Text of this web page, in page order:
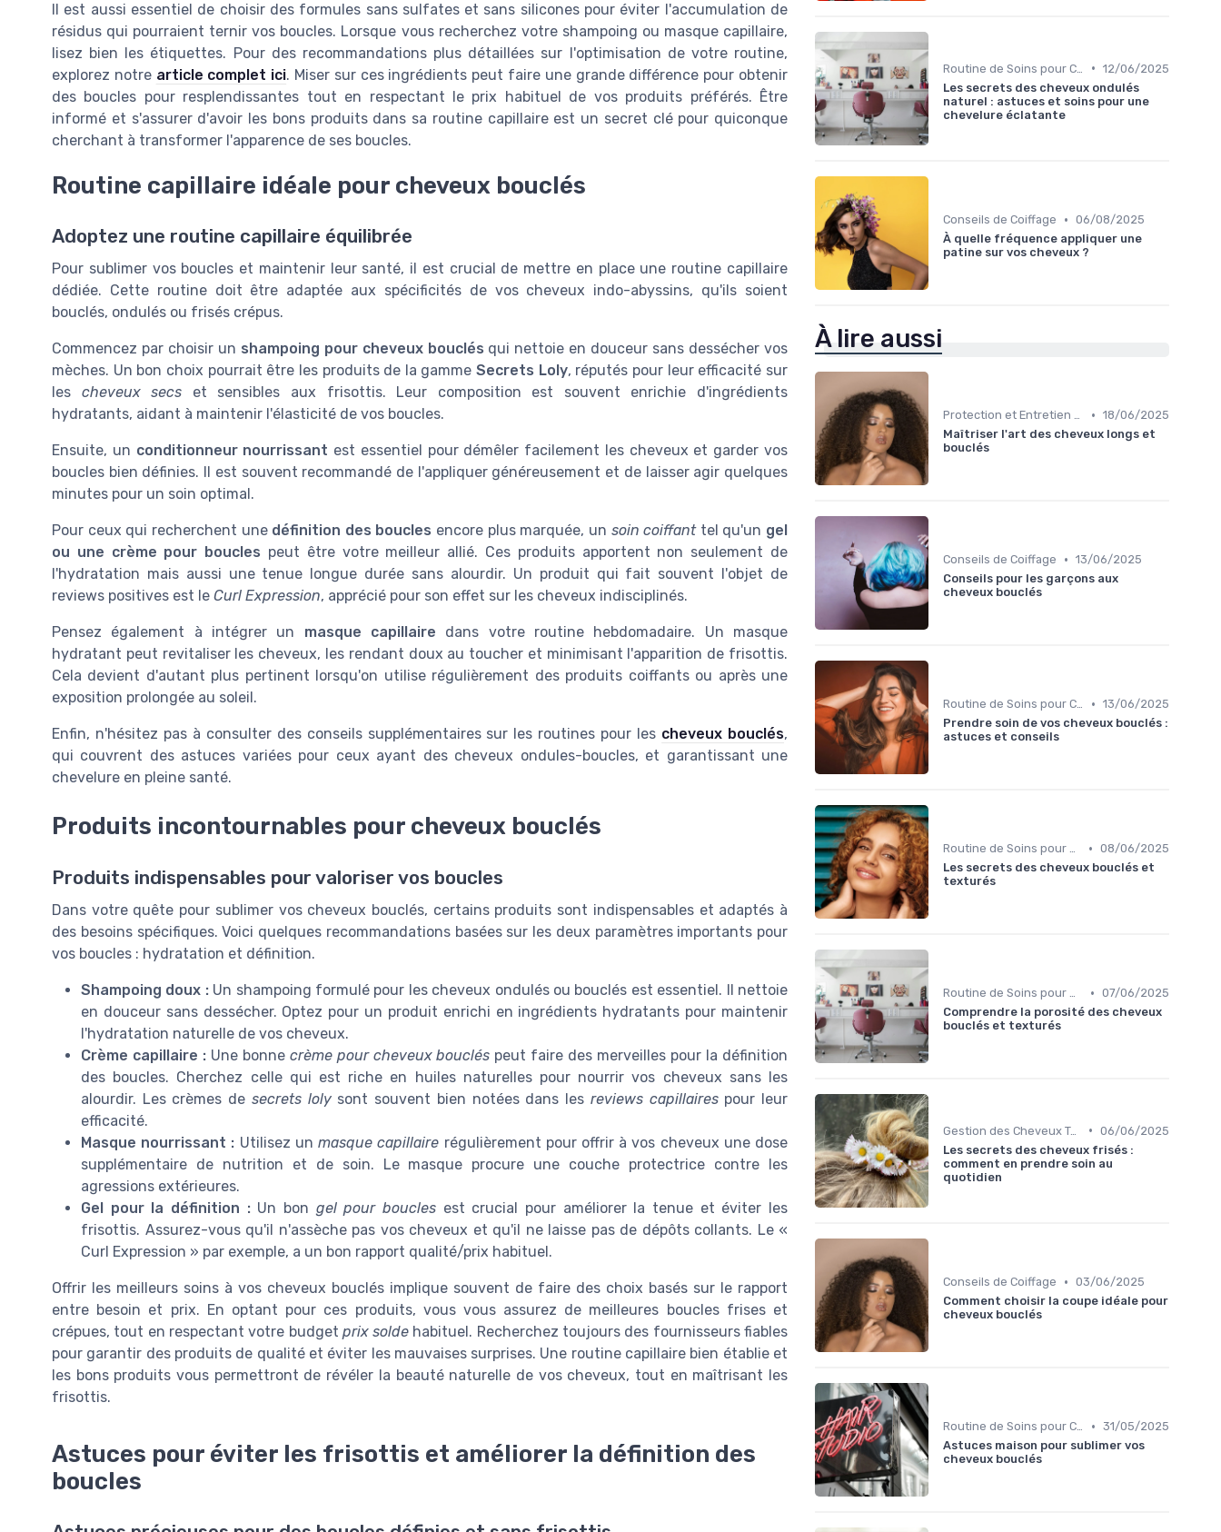
Il est aussi essentiel de choisir des formules sans sulfates et sans silicones pour éviter l'accumulation de
résidus qui pourraient ternir vos boucles. Lorsque vous recherchez votre shampoing ou masque capillaire,
lisez bien les étiquettes. Pour des recommandations plus détaillées sur l'optimisation de votre routine,
explorez notre article complet ici. Miser sur ces ingrédients peut faire une grande différence pour obtenir
des boucles pour resplendissantes tout en respectant le prix habituel de vos produits préférés. Être
informé et s'assurer d'avoir les bons produits dans sa routine capillaire est un secret clé pour quiconque
cherchant à transformer l'apparence de ses boucles.
Routine capillaire idéale pour cheveux bouclés
Adoptez une routine capillaire équilibrée
Pour sublimer vos boucles et maintenir leur santé, il est crucial de mettre en place une routine capillaire
dédiée. Cette routine doit être adaptée aux spécificités de vos cheveux indo-abyssins, qu'ils soient
bouclés, ondulés ou frisés crépus.
Commencez par choisir un shampoing pour cheveux bouclés qui nettoie en douceur sans dessécher vos
mèches. Un bon choix pourrait être les produits de la gammeSecrets Loly, réputés pour leur efficacité sur
les cheveux secs et sensibles aux frisottis. Leur composition est souvent enrichie d'ingrédients
hydratants, aidant à maintenir l'élasticité de vos boucles.
Ensuite, un conditionneur nourrissant est essentiel pour démêler facilement les cheveux et garder vos
boucles bien définies. Il est souvent recommandé de l'appliquer généreusement et de laisser agir quelques
minutes pour un soin optimal.
Pour ceux qui recherchent une définition des boucles encore plus marquée, un soin coiffanttel qu'un gel
ou une crème pour boucles peut être votre meilleur allié. Ces produits apportent non seulement de
l'hydratation mais aussi une tenue longue durée sans alourdir. Un produit qui fait souvent l'objet de
reviews positives est le Curl Expression, apprécié pour son effet sur les cheveux indisciplinés.
Pensez également à intégrer un masque capillaire dans votre routine hebdomadaire. Un masque
hydratant peut revitaliser les cheveux, les rendant doux au toucher et minimisant l'apparition de frisottis.
Cela devient d'autant plus pertinent lorsqu'on utilise régulièrement des produits coiffants ou après une
exposition prolongée au soleil.
Enfin, n'hésitez pas à consulter des conseils supplémentaires sur les routines pour les cheveux bouclés,
qui couvrent des astuces variées pour ceux ayant des cheveux ondules-boucles, et garantissant une
chevelure en pleine santé.
Produits incontournables pour cheveux bouclés
Produits indispensables pour valoriser vos boucles
Dans votre quête pour sublimer vos cheveux bouclés, certains produits sont indispensables et adaptés à
des besoins spécifiques. Voici quelques recommandations basées sur les deux paramètres importants pour
vos boucles : hydratation et définition.
Shampoing doux :Un shampoing formulé pour les cheveux ondulés ou bouclés est essentiel. Il nettoie
en douceur sans dessécher. Optez pour un produit enrichi en ingrédients hydratants pour maintenir
l'hydratation naturelle de vos cheveux.
Crème capillaire :Une bonne crème pour cheveux bouclés peut faire des merveilles pour la définition
des boucles. Cherchez celle qui est riche en huiles naturelles pour nourrir vos cheveux sans les
alourdir. Les crèmes de secrets lolysont souvent bien notées dans les reviews capillairespour leur
efficacité.
Masque nourrissant : Utilisez unmasque capillaire régulièrement pour offrir à vos cheveux une dose
supplémentaire de nutrition et de soin. Le masque procure une couche protectrice contre les
agressions extérieures.
Gel pour la définition :Un bon gel pour boucles est crucial pour améliorer la tenue et éviter les
frisottis. Assurez-vous qu'il n'assèche pas vos cheveux et qu'il ne laisse pas de dépôts collants. Le «
Curl Expression » par exemple, a un bon rapport qualité/prix habituel.
Offrir les meilleurs soins à vos cheveux bouclés implique souvent de faire des choix basés sur le rapport
entre besoin et prix. En optant pour ces produits, vous vous assurez de meilleures boucles frises et
crépues, tout en respectant votre budget prix solde habituel. Recherchez toujours des fournisseurs fiables
pour garantir des produits de qualité et éviter les mauvaises surprises. Une routine capillaire bien établie et
les bons produits vous permettront de révéler la beauté naturelle de vos cheveux, tout en maîtrisant les
frisottis.
Astuces pour éviter les frisottis et améliorer la définition des
boucles
• 12/06/2025
Les secrets des cheveux ondulés
naturel : astuces et soins pour une
chevelure éclatante
Conseils de Coiffage • 06/08/2025
À quelle fréquence appliquer une
patine sur vos cheveux ?
À lire aussi
Protection et Entretien des Boucles • 18/06/2025
Maîtriser l'art des cheveux longs et
bouclés
Conseils de Coiffage • 13/06/2025
Conseils pour les garçons aux
cheveux bouclés
Routine de Soins pour Cheveux Bouclés • 13/06/2025
Prendre soin de vos cheveux bouclés :
astuces et conseils
Routine de Soins pour Cheveux Bouclés • 08/06/2025
Les secrets des cheveux bouclés et
texturés
Routine de Soins pour Cheveux Bouclés • 07/06/2025
Comprendre la porosité des cheveux
bouclés et texturés
Gestion des Cheveux Texturés au Quotidien • 06/06/2025
Les secrets des cheveux frisés :
comment en prendre soin au
quotidien
Conseils de Coiffage • 03/06/2025
Comment choisir la coupe idéale pour
cheveux bouclés
Routine de Soins pour Cheveux Bouclés • 31/05/2025
Astuces maison pour sublimer vos
cheveux bouclés